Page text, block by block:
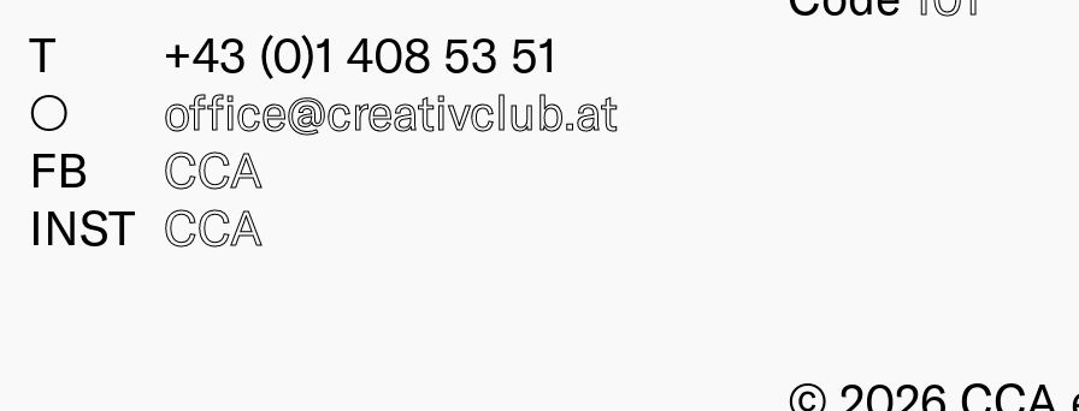
T
+43 (0)1 408 53 51
○
office@creativclub.at
FB
CCA
INST CCA
© 2026 CCA